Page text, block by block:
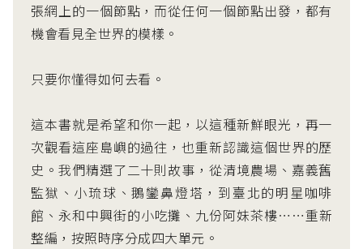
張網上的一個節點，而從任何一個節點出發，都有
機會看見全世界的模樣。
只要你懂得如何去看。
這本書就是希望和你一起，以這種新鮮眼光，再一
次觀看這座島嶼的過往，也重新認識這個世界的歷
史。我們精選了二十則故事，從清境農場、嘉義舊
監獄、小琉球、鵝鑾鼻燈塔，到臺北的明星咖啡
館、永和中興街的小吃攤、九份阿妹茶樓⋯⋯重新
整編，按照時序分成四大單元。